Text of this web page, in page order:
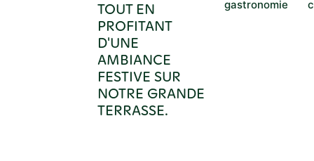
TOUT EN
PROFITANT
D'UNE
AMBIANCE
FESTIVE SUR
NOTRE GRANDE
TERRASSE.
gastronomie